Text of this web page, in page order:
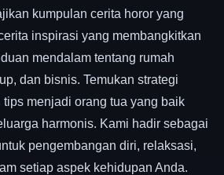
kumpulan cerita horor yang
inspirasi yang membangkitkan
mendalam tentang rumah
dan bisnis. Temukan strategi
tips menjadi orang tua yang baik
harmonis. Kami hadir sebagai
pengembangan diri, relaksasi,
setiap aspek kehidupan Anda.